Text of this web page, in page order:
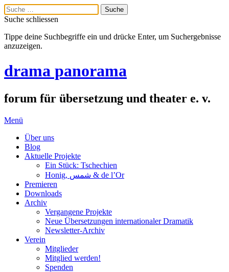
Suche schliessen
Tippe deine Suchbegriffe ein und drücke Enter, um Suchergebnisse
anzuzeigen.
drama panorama
forum für übersetzung und theater e. v.
Menü
Über uns
Blog
Aktuelle Projekte
Ein Stück: Tschechien
Honig, شمس & de l’Or
Premieren
Downloads
Archiv
Vergangene Projekte
Neue Übersetzungen internationaler Dramatik
Newsletter-Archiv
Verein
Mitglieder
Mitglied werden!
Spenden